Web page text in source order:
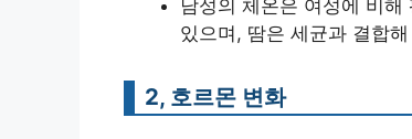
남성의 체온은 여성에 비
있으며, 땀은 세균과 결합
2, 호르몬 변화